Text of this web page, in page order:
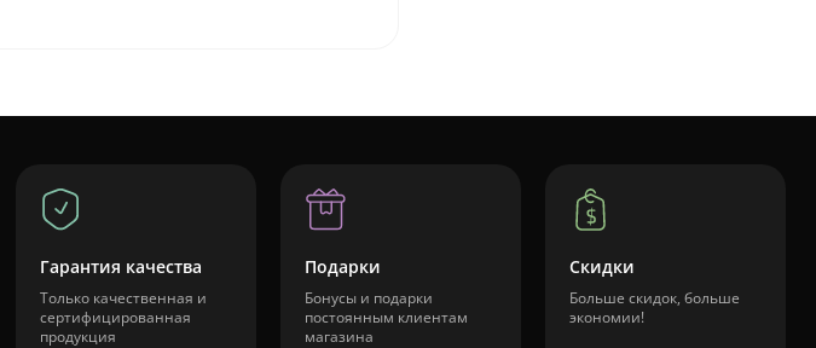
Гарантия качества
Только качественная и
сертифицированная
продукция
Подарки
Бонусы и подарки
постоянным клиентам
магазина
Скидки
Больше скидок, больше
экономии!